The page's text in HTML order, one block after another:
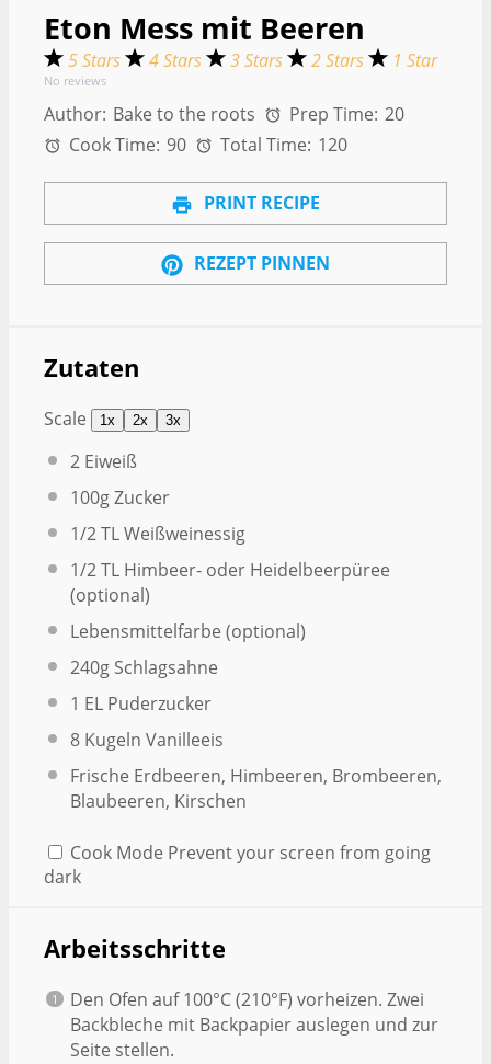
Eton Mess mit Beeren
5 Stars 4 Stars 3 Stars 2 Stars 1 Star
No reviews
Author: Bake to the roots Prep Time: 20
Cook Time: 90 Total Time: 120
PRINT RECIPE
REZEPT PINNEN
Zutaten
Scale 1x 2x 3x
2 Eiweiß
100gZucker
1/2TL Weißweinessig
1/2TL Himbeer- oder Heidelbeerpüree
(optional)
Lebensmittelfarbe (optional)
240g Schlagsahne
1 EL Puderzucker
8 Kugeln Vanilleeis
Frische Erdbeeren, Himbeeren, Brombeeren,
Blaubeeren, Kirschen
Cook Mode Prevent your screen from going
dark
Arbeitsschritte
Den Ofen auf 100°C (210°F) vorheizen. Zwei
Backbleche mit Backpapier auslegen und zur
Seite stellen.